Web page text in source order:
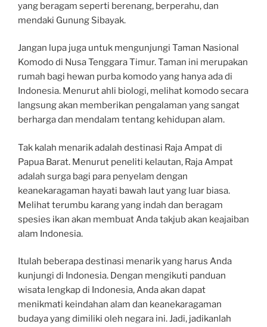
yang beragam seperti berenang, berperahu, dan
mendaki Gunung Sibayak.
Jangan lupa juga untuk mengunjungi Taman Nasional
Komodo di Nusa Tenggara Timur. Taman ini merupakan
rumah bagi hewan purba komodo yang hanya ada di
Indonesia. Menurut ahli biologi, melihat komodo secara
langsung akan memberikan pengalaman yang sangat
berharga dan mendalam tentang kehidupan alam.
Tak kalah menarik adalah destinasi Raja Ampat di
Papua Barat. Menurut peneliti kelautan, Raja Ampat
adalah surga bagi para penyelam dengan
keanekaragaman hayati bawah laut yang luar biasa.
Melihat terumbu karang yang indah dan beragam
spesies ikan akan membuat Anda takjub akan keajaiban
alam Indonesia.
Itulah beberapa destinasi menarik yang harus Anda
kunjungi di Indonesia. Dengan mengikuti panduan
wisata lengkap di Indonesia, Anda akan dapat
menikmati keindahan alam dan keanekaragaman
budaya yang dimiliki oleh negara ini. Jadi, jadikanlah